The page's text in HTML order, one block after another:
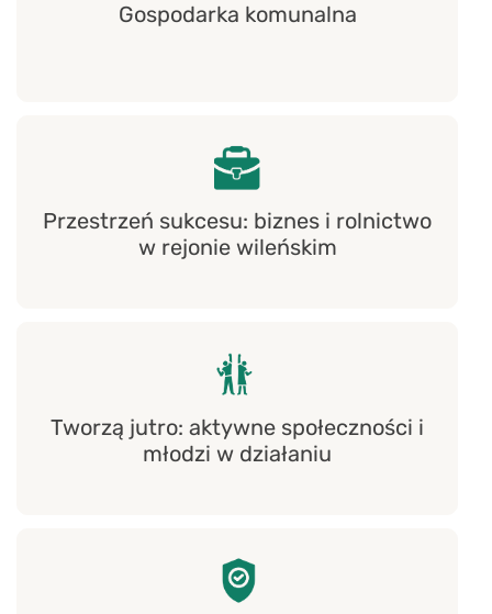
Gospodarka komunalna
Przestrzeń sukcesu: biznes i rolnictwo
w rejonie wileńskim
Tworzą jutro: aktywne społeczności i
młodzi w działaniu